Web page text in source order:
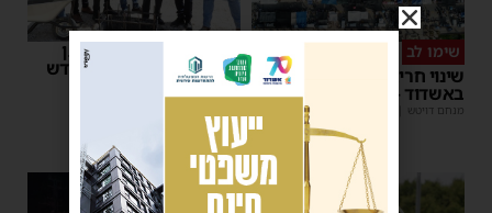
שימו לב
שינוי חריג במועד השוק
באשדוד – זה התאריך החדש
מנחם דויטש |
16:07
רשות המסים הניחה אבן
פינה למתקן הבידוק החדש
בבית המכס אשדוד
משה קאהן |
15:37